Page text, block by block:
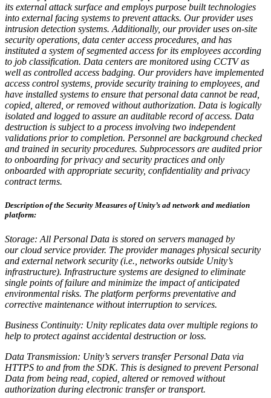
its external attack surface and employs purpose built technologies
into external facing systems to prevent attacks. Our provider uses
intrusion detection systems. Additionally, our provider uses on-site
security operations, data center access procedures, and has
instituted a system of segmented access for its employees according
to job classification. Data centers are monitored using CCTV as
well as controlled access badging. Our providers have implemented
access control systems, provide security training to employees, and
have installed systems to ensure that personal data cannot be read,
copied, altered, or removed without authorization. Data is logically
isolated and logged to assure an auditable record of access. Data
destruction is subject to a process involving two independent
validations prior to completion. Personnel are background checked
and trained in security procedures. Subprocessors are audited prior
to onboarding for privacy and security practices and only
onboarded with appropriate security, confidentiality and privacy
contract terms.
Description of the Security Measures of Unity’s ad network and mediation
platform:
Storage: All Personal Data is stored on servers managed by
our cloud service provider. The provider manages physical security
and external network security (i.e., networks outside Unity’s
infrastructure). Infrastructure systems are designed to eliminate
single points of failure and minimize the impact of anticipated
environmental risks. The platform performs preventative and
corrective maintenance without interruption to services.
Business Continuity: Unity replicates data over multiple regions to
help to protect against accidental destruction or loss.
Data Transmission: Unity’s servers transfer Personal Data via
HTTPS to and from the SDK. This is designed to prevent Personal
Data from being read, copied, altered or removed without
authorization during electronic transfer or transport.